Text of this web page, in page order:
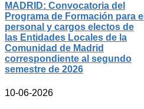
MADRID: Convocatoria del
Programa de Formación para el
personal y cargos electos de
las Entidades Locales de la
Comunidad de Madrid
correspondiente al segundo
semestre de 2026
10-06-2026